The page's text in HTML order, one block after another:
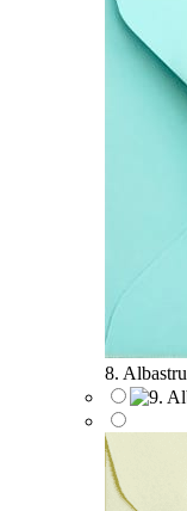
8. Albastru